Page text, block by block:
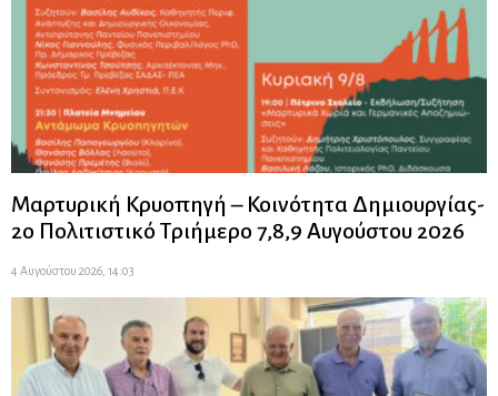
Μαρτυρική Κρυοπηγή – Κοινότητα Δημιουργίας-
2ο Πολιτιστικό Τριήμερο 7,8,9 Αυγούστου 2026
4 Αυγούστου 2026, 14:03